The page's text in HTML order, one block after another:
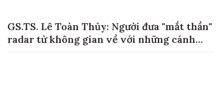
GS.TS. Lê Toàn Thủy: Người đưa "mắt thần"
radar từ không gian về với những cánh